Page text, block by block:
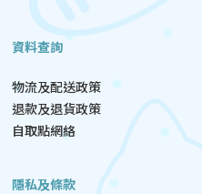
資料查詢
物流及配送政策
退款及退貨政策
自取點網絡
隱私及條款